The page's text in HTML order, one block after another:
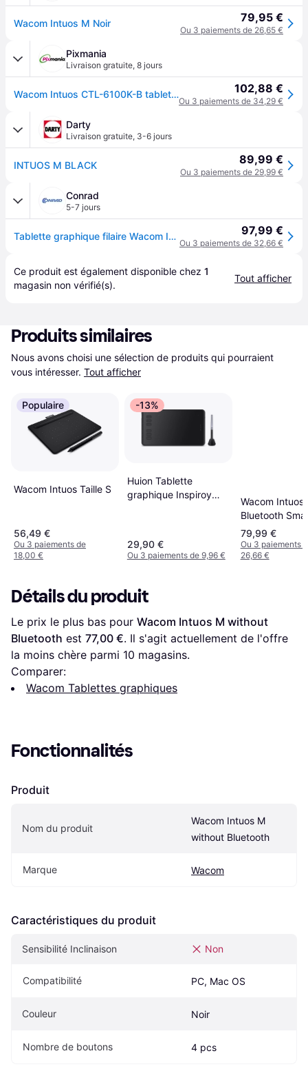
Wacom Intuos M Noir 79,95 €
Ou 3 paiements de 26,65 €
Pixmania
Livraison gratuite, 8 jours
Wacom Intuos CTL-6100K-B tablette graphique Noir 216 x 135 mm USB - Neuf 102,88 €
Ou 3 paiements de 34,29 €
Darty
Livraison gratuite, 3-6 jours
INTUOS M BLACK 89,99 €
Ou 3 paiements de 29,99 €
Conrad
5-7 jours
Tablette graphique filaire Wacom Intuos M noir 97,99 €
Ou 3 paiements de 32,66 €
Ce produit est également disponible chez 1
magasin non vérifié(s).
Tout afficher
Produits similaires
Nous avons choisi une sélection de produits qui pourraient
vous intéresser. Tout afficher
Populaire
Wacom Intuos Taille S
56,49 €
Ou 3 paiements de
18,00 €
-13%
Huion Tablette
graphique Inspiroy
29,90 €
Ou 3 paiements de 9,96 €
Wacom Intuos
Bluetooth
79,99 €
Ou 3 paiements
26,66 €
Détails du produit
Le prix le plus bas pour Wacom Intuos M without
Bluetooth est 77,00 €. Il s'agit actuellement de l'offre
la moins chère parmi 10 magasins.
Comparer:
Wacom Tablettes graphiques
Fonctionnalités
Produit
Nom du produit
Wacom Intuos M
without Bluetooth
Marque Wacom
Caractéristiques du produit
Sensibilité Inclinaison Non
Compatibilité PC, Mac OS
Couleur Noir
Nombre de boutons 4 pcs